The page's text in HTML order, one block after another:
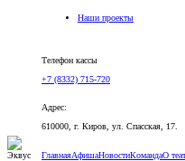
Наши проекты
Телефон кассы
+7 (8332) 715-720
Адрес:
610000, г. Киров, ул. Спасская, 17.
ГлавнаяАфишаНовостиКомандаО